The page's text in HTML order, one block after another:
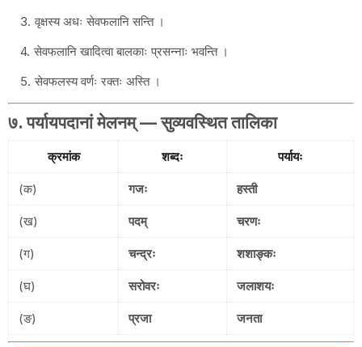
वृक्षस्य अधः सेवफलानि सन्ति ।
सेवफलानि खादित्वा बालकाः प्रसन्नाः भवन्ति ।
सेवफलस्य वर्णः रक्तः अस्ति ।
७. पर्यायपदानां मेलनम् — सुव्यवस्थित तालिका
क्रमांक शब्दः पर्यायः
(क) गजः हस्ती
(ख) पदम् चरणः
(ग) चन्द्रः शशाङ्कः
(घ) सरोवरः जलाशयः
(ङ) प्रजा जनता